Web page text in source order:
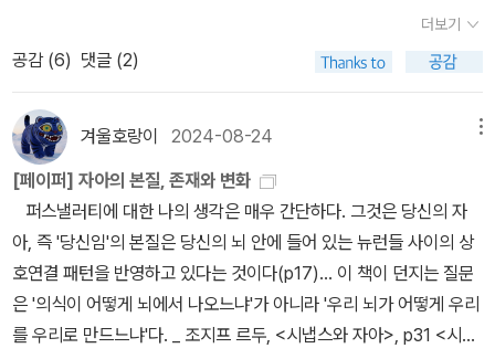
의 연속 중에는 전혀 들어 있는 것이 아니며, 자연 작용들의 순전한 계
속이 아니기 때문이다.(p660) <순수 이성 비판 2> 中 (A533)(B5
61) 자유라는 말은 우주론적 의미에서는 한 상태를 자기로부터 시작
하는 능력을 뜻한다. 자유의 원인성은 자연법칙에 따라서 다시금 그
것을 시간상에서 규정한 다른 또 하나의 원인 아래에 종속하지 않는
다.이런 의미에서의 자유는 순수한 초월적 이념으로서, 그것은 첫째
로 경험에서 빌려온 것을 아무것도 함유하고 있지 않으며, 둘째로 그
것의 대상은 어떠한 경험에서도 일정하게 주어질 수가 없다.(p72
4)... 실천적 의미에서 자유란 감성의 충동에 의한 강요로부터의 의사
의 독립을 말한다. 왜냐하면, 의사는 정념적(감성의 운동인에 의해)으
로 촉발되는 한에서는 감성적이고, 그것이 정념적으로 어쩔 수 없게
르기까지 의미를 찾지 못한 화자는 지고한 희열감도 함께 놓친다. 개
인적으로 <잃어버린 시간을 찾아서 2>에서 가장 인상 깊은 위의 장
이번 페이퍼는 이 뜬금없는 결론에 대한 이야기다. 하지만 이와 동시
에, 화자가 왜 '마르탱빌'에서는 성공하고 '세 그루 소나무'에서는 실패
했는지를 밝혀주는 가장 예리한 열쇠이기도 하다. '개념 없는 직관은
맹목적이고, 직관 없는 개념은 공허하다.' (Sensation without con
cept is blind, concept without sensation is empty.) 화자가
위디메닐로 가면서 마차가 갈림길에 이르기까지 고민을 거듭한다. 만
약 화자가 콩브레에서의 갈림길이 게르망트 쪽과 메제글리즈 쪽으로
향하고 있었음을 기억한다면, 위디메닐에서의 갈림길이 이와 다르지
돌베개 74.생각에 관한 생각:우리의 행동을 지배하는 생각의 반란!.
대니얼 카너만 김영사 75.내 안에서 나를 만드는 것들 아담 스미스
세계사 76.빈 서판(인간은 본성을 타고나는가) 스티븐 핑커 사이언
스북스 77.무엇이 탁월한 삶인가 리처드 테일러 마디 78.철학이 필
요한 시간 강신주 사계절 79.니코마코스 윤리학 아리스토텔레스 숲
80.죽음이란 무엇인가 셀리 케이건 엘도라도 81.순수이성비판.1-2.
임마누엘 칸드 아카넷 82.꿈의 해석 프로이트 돋을새김 83.강신주의
감정수업(스피노자와 함께 배우는 인간의 48가지 얼굴) 강신주 민음
사 ▣ 과 학 84.과학혁명의 구
조 [4판] 토머스 S. 쿤 까치 85.이기적 유전자 [개정판] 리처드 도킨
더보기
공감 (6) 댓글 (2)
겨울호랑이 2024-08-24
[페이퍼] 자아의 본질, 존재와 변화
퍼스낼러티에 대한 나의 생각은 매우 간단하다. 그것은 당신의 자
아, 즉 '당신임'의 본질은 당신의 뇌 안에 들어 있는 뉴런들 사이의 상
호연결 패턴을 반영하고 있다는 것이다(p17)... 이 책이 던지는 질문
은 '의식이 어떻게 뇌에서 나오느냐'가 아니라 '우리 뇌가 어떻게 우리
를 우리로 만드느냐'다. _ 조지프 르두, <시냅스와 자아>, p31 <시냅